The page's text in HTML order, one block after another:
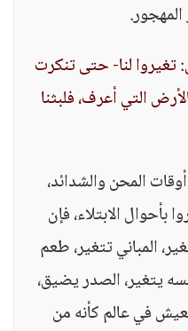
تغيروا لنا- حتى تنكرت
التي أعرف، فلبثنا
المحن والشدائد،
بأحوال الابتلاء، فإن
المباني تتغير، طعم
يتغير، الصدر يضيق،
في عالم كأنه من